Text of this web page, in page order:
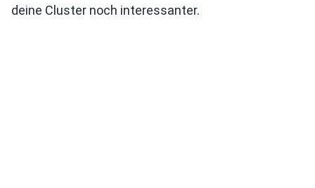
deine Cluster noch interessanter.